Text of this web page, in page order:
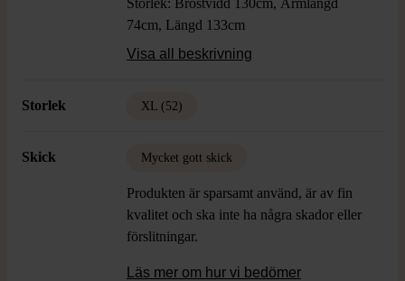
Storlek: Bröstvidd 130cm, Ärmlängd
74cm, Längd 133cm
Färg: Brun
krage bak
Visa all beskrivning
Storlek XL (52)
Skick Mycket gott skick
Produkten är sparsamt använd, är av fin
kvalitet och ska inte ha några skador eller
förslitningar.
Läs mer om hur vi bedömer